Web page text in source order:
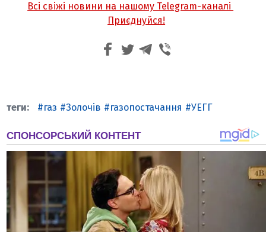
Всі свіжі новини на нашому Telegram-каналі
Приєднуйся!
газ Золочів газопостачання УЕГГ